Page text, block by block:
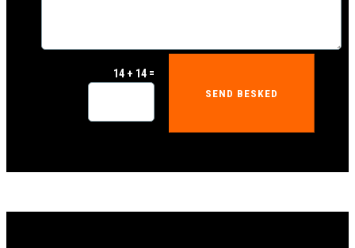
14 + 14=
SEND BESKED